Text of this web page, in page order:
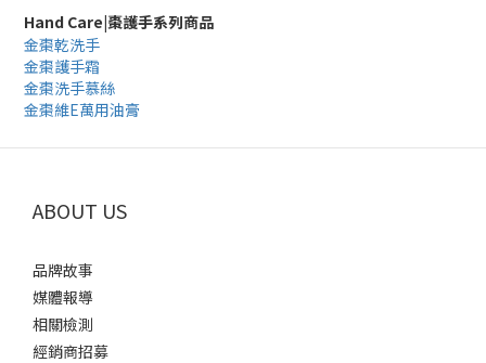
Hand Care|棗護手系列商品
金棗乾洗手
金棗護手霜
金棗洗手慕絲
金棗維E萬用油膏
ABOUT US
品牌故事
媒體報導
相關檢測
經銷商招募